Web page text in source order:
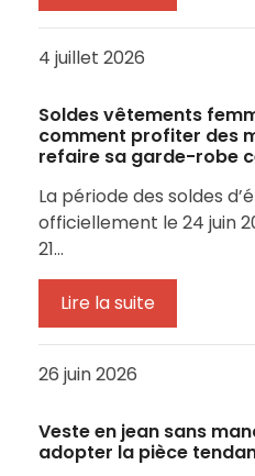
4 juillet 2026
Soldes vêtements
comment profiter des
refaire sa garde-robe
La période des soldes
officiellement le 24 juin
21…
Lire la suite
26 juin 2026
Veste en jean sans
adopter la pièce